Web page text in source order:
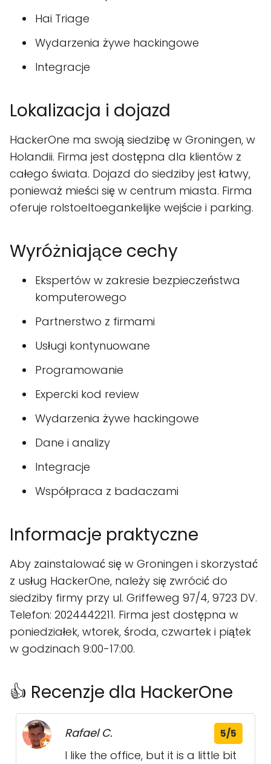
Hai Triage
Wydarzenia żywe hackingowe
Integracje
Lokalizacja i dojazd
HackerOne ma swoją siedzibę w Groningen, w
Holandii. Firma jest dostępna dla klientów z
całego świata. Dojazd do siedziby jest łatwy,
ponieważ mieści się w centrum miasta. Firma
oferuje rolstoeltoegankelijke wejście i parking.
Wyróżniające cechy
Ekspertów w zakresie bezpieczeństwa
komputerowego
Partnerstwo z firmami
Usługi kontynuowane
Programowanie
Expercki kod review
Wydarzenia żywe hackingowe
Dane i analizy
Integracje
Współpraca z badaczami
Informacje praktyczne
Aby zainstalować się w Groningen i skorzystać
z usług HackerOne, należy się zwrócić do
siedziby firmy przy ul. Griffeweg 97/4, 9723 DV.
Telefon: 2024442211. Firma jest dostępna w
poniedziałek, wtorek, środa, czwartek i piątek
w godzinach 9:00-17:00.
👍 Recenzje dla HackerOne
Rafael C. 5/5
I like the office, but it is a little bit